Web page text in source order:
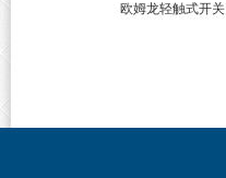
欧姆龙轻触式开关 B3FS-1